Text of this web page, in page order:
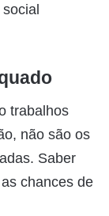
trabalhos
não são os
Saber
chances de